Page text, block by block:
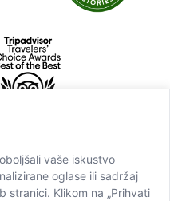
vaše iskustvo
oglase ili sadržaj
stranici. Klikom na „Prihvati